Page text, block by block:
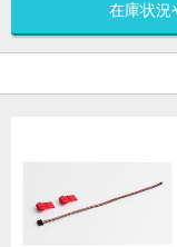
在庫状況